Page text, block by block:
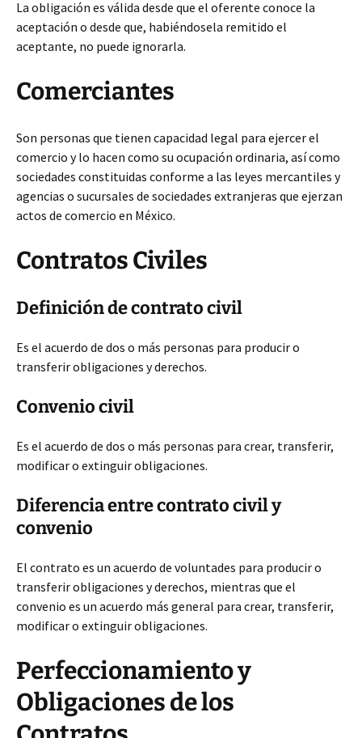
La obligación es válida desde que el oferente conoce la
aceptación o desde que, habiéndosela remitido el
aceptante, no puede ignorarla.
Comerciantes
Son personas que tienen capacidad legal para ejercer el
comercio y lo hacen como su ocupación ordinaria, así como
sociedades constituidas conforme a las leyes mercantiles y
agencias o sucursales de sociedades extranjeras que ejerzan
actos de comercio en México.
Contratos Civiles
Definición de contrato civil
Es el acuerdo de dos o más personas para producir o
transferir obligaciones y derechos.
Convenio civil
Es el acuerdo de dos o más personas para crear, transferir,
modificar o extinguir obligaciones.
Diferencia entre contrato civil y
convenio
El contrato es un acuerdo de voluntades para producir o
transferir obligaciones y derechos, mientras que el
convenio es un acuerdo más general para crear, transferir,
modificar o extinguir obligaciones.
Perfeccionamiento y
Obligaciones de los